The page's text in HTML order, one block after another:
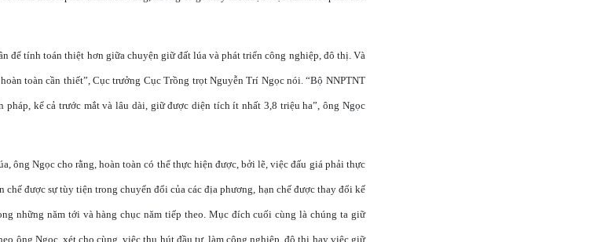
để tính toán thiệt hơn giữa chuyện giữ đất lúa và phát triển công nghiệp, đô thị. Và
toàn cần thiết”, Cục trưởng Cục Trồng trọt Nguyễn Trí Ngọc nói. “Bộ NNPTNT
kể cả trước mắt và lâu dài, giữ được diện tích ít nhất 3,8 triệu ha”, ông Ngọc
ông Ngọc cho rằng, hoàn toàn có thể thực hiện được, bởi lẽ, việc đấu giá phải thực
được sự tùy tiện trong chuyển đổi của các địa phương, hạn chế được thay đổi kế
những năm tới và hàng chục năm tiếp theo. Mục đích cuối cùng là chúng ta giữ
ông Ngọc, xét cho cùng, việc thu hút đầu tư, làm công nghiệp, đô thị hay việc giữ